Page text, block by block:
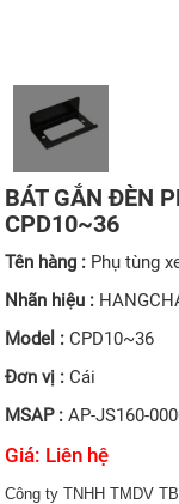
BÁT GẮN ĐÈN
CPD10~36
Tên hàng : Phụ tùng
Nhãn hiệu :
Model :CPD10~36
Đơn vị :Cái
MSAP :AP-JS160-
Giá: Liên hệ
Công ty TNHH TMDV